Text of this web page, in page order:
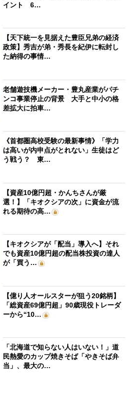
イント 6…
【天下統一を見据えた豊臣兄弟の経済
政策】秀吉が弟・秀長を紀伊に転封し
た納得の事情…
老舗遊技機メーカー・豊丸産業がパチ
ンコ事業停止の背景 大手と中小の格
差拡大に拍車…
《首都圏高校受験の最新事情》「学力
は高いが内申点がとれない」生徒はど
う戦う？ 東…
【資産10億円超・かんちさんが厳
選！】「キオクシアの次」に資金が流
れる期待の高…
【キオクシアが「配当」導入へ】それ
でも資産10億円超の配当株投資の達人
が「買う…
【億り人オールスターが狙う20銘柄】
「総資産69億円超」90歳現役トレーダ
ーから“10…
「北海道で知らない人はいない！」道
民熱愛のカップ焼きそば「やきそば弁
当」、最大の…